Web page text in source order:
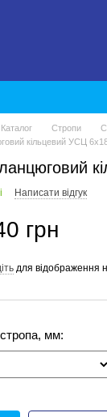
Каталог Стропи
кільцевий УСЦ
Написати відгук
грн
для відображення
мм: